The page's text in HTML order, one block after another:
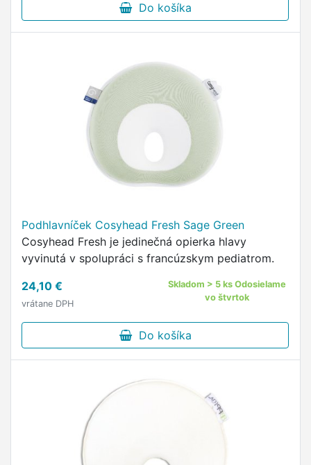
Do košíka
Podhlavníček Cosyhead Fresh Sage Green
Cosyhead Fresh je jedinečná opierka hlavy
vyvinutá v spolupráci s francúzskym pediatrom.
24,10 €
vrátane DPH
Skladom > 5 ks Odosielame
vo štvrtok
Do košíka